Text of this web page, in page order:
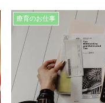
療育のお仕事